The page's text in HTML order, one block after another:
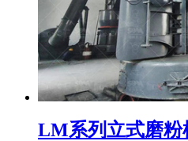
LM系列立式磨粉